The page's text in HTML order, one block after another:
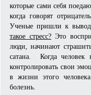
которые сами себя
когда говорят
Ученые пришли к
такое стресс?Это
люди, начинают
сатана. Когда человек
контролировать свои
в жизни этого
болезнь.